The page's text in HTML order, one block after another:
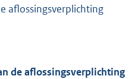
aflossingsverplichting
de aflossingsverplichting